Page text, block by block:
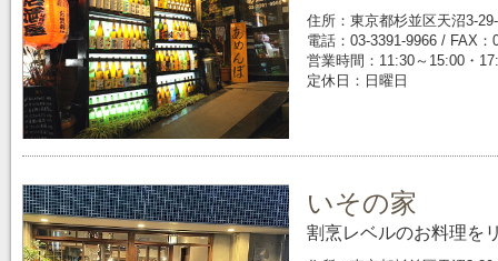
住所：東京都杉並区天沼3-
電話：03-3391-9966 / FAX：
営業時間：11:30～15:00・
定休日：日曜日
いその家
割烹レベルのお料理を